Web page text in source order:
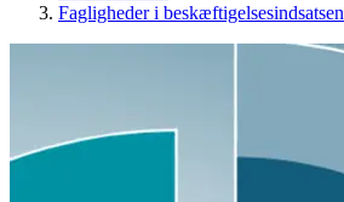
Fagligheder i beskæftigelsesindsatsen